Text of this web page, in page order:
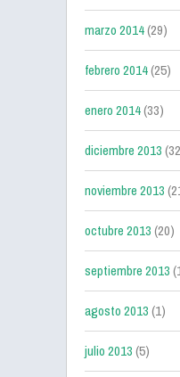
marzo 2014(29)
febrero 2014(25)
enero 2014(33)
diciembre 2013
noviembre 2013
octubre 2013(20)
septiembre 2013
agosto 2013(1)
julio 2013(5)